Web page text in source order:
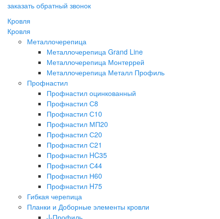
заказать обратный звонок
Кровля
Кровля
Металлочерепица
Металлочерепица Grand Line
Металлочерепица Монтеррей
Металлочерепица Металл Профиль
Профнастил
Профнастил оцинкованный
Профнастил С8
Профнастил С10
Профнастил МП20
Профнастил С20
Профнастил С21
Профнастил HC35
Профнастил С44
Профнастил Н60
Профнастил H75
Гибкая черепица
Планки и Доборные элементы кровли
J-Профиль